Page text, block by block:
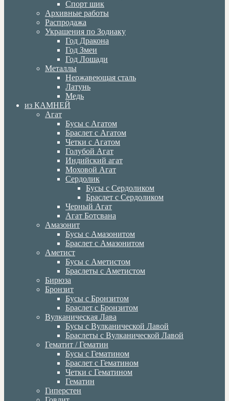
Спорт шик
Архивные работы
Распродажа
Украшения по Зодиаку
Год Дракона
Год Змеи
Год Лошади
Металлы
Нержавеющая сталь
Латунь
Медь
из КАМНЕЙ
Агат
Бусы с Агатом
Браслет с Агатом
Четки с Агатом
Голубой Агат
Индийский агат
Моховой Агат
Сердолик
Бусы с Сердоликом
Браслет с Сердоликом
Черный Агат
Агат Ботсвана
Амазонит
Бусы с Амазонитом
Браслет с Амазонитом
Аметист
Бусы с Аметистом
Браслеты с Аметистом
Бирюза
Бронзит
Бусы с Бронзитом
Браслет с Бронзитом
Вулканическая Лава
Бусы с Вулканической Лавой
Браслеты с Вулканической Лавой
Гематит / Гематин
Бусы с Гематином
Браслет с Гематином
Четки с Гематином
Гематин
Гиперстен